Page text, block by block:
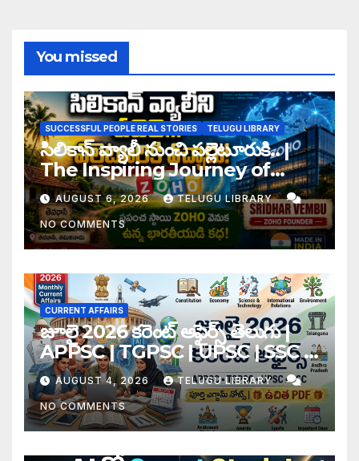
You missed
SUCCESSFUL PEOPLE REAL STORIES TELUGU LIBRARY
సిలికాన్ వ్యాలీ నుంచి పల్లెటూరుకి.. |
The Inspiring Journey of
Zoho Founder Sridhar
Vembu
AUGUST 6, 2026 TELUGU LIBRARY
NO COMMENTS
CURRENT AFFAIRS
జూలై 2026 కరెంట్ అఫైర్స్ తెలుగు |
APPSC | TGPSC | UPSC | SSC |
Banking Exam Notes
AUGUST 4, 2026 TELUGU LIBRARY
NO COMMENTS